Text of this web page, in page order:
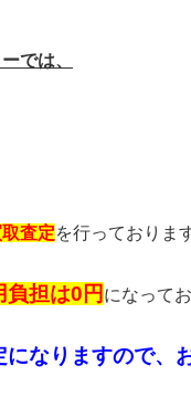
では、
査定を行っておりま
負担は0円 になって
なりますので、